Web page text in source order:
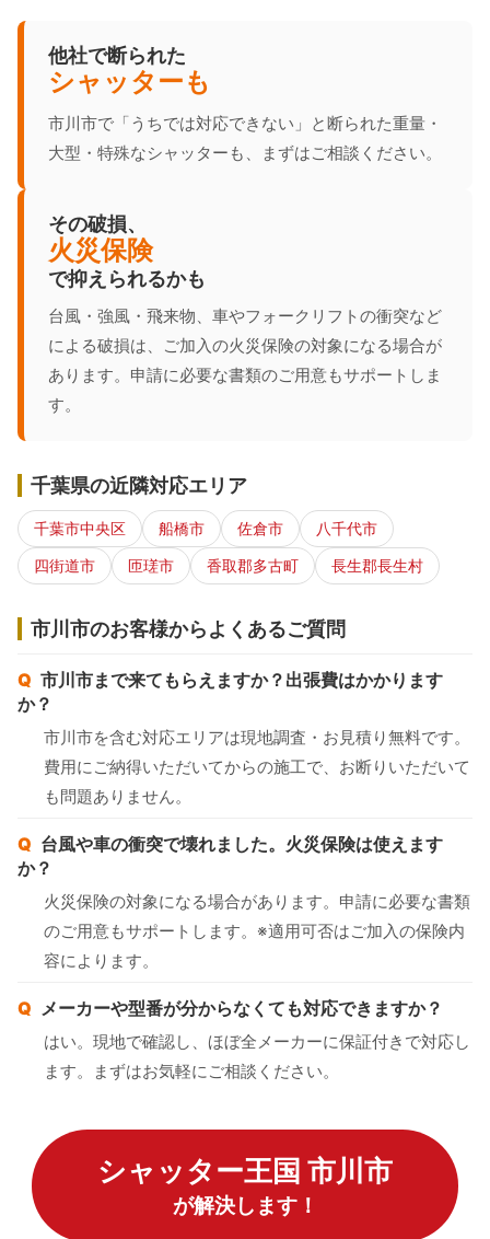
他社で断られた
シャッターも
市川市で「うちでは対応できない」と断られた重量・
大型・特殊なシャッターも、まずはご相談ください。
その破損、
火災保険
で抑えられるかも
台風・強風・飛来物、車やフォークリフトの衝突など
による破損は、ご加入の火災保険の対象になる場合が
あります。申請に必要な書類のご用意もサポートしま
す。
千葉県の近隣対応エリア
千葉市中央区 船橋市 佐倉市
八千代市
四街道市
匝瑳市 香取郡多古町 長生郡長生村
市川市のお客様からよくあるご質問
市川市まで来てもらえますか？出張費はかかります
か？
市川市を含む対応エリアは現地調査・お見積り無料です。
費用にご納得いただいてからの施工で、お断りいただいて
も問題ありません。
台風や車の衝突で壊れました。火災保険は使えます
か？
火災保険の対象になる場合があります。申請に必要な書類
のご用意もサポートします。※適用可否はご加入の保険内
容によります。
メーカーや型番が分からなくても対応できますか？
はい。現地で確認し、ほぼ全メーカーに保証付きで対応し
ます。まずはお気軽にご相談ください。
シャッター王国 市川市
が解決します！